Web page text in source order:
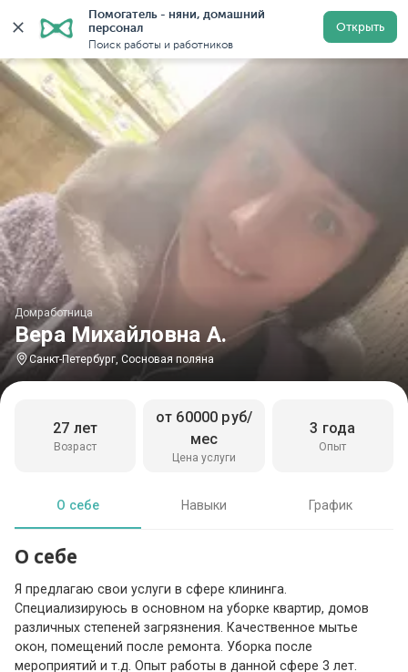
Помогатель - няни, домашний
персонал
Поиск работы и работников
Открыть
Главная Домработницы Домработницы в Санкт-
Вера Михайловна А.
Домработница
Санкт-Петербург, Сосновая поляна
Возраст
27 лет
Цена услуги
от 60000 руб/
мес
Опыт
3 года
О себе Навыки График
О себе
Я предлагаю свои услуги в сфере клининга.
Специализируюсь в основном на уборке квартир, домов
различных степеней загрязнения. Качественное мытье
окон, помещений после ремонта. Уборка после
мероприятий и т.д. Опыт работы в данной сфере 3 лет.